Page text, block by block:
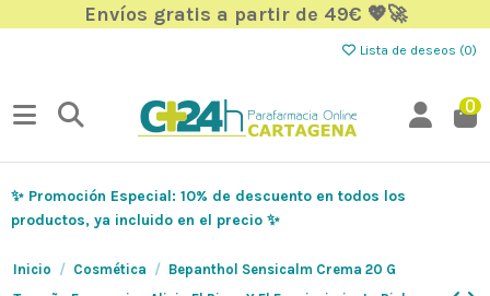
Envíos gratis a partir de 49€ 💖🚀
Lista de deseos (0)
0
✨ Promoción Especial: 10% de descuento en todos los
productos, ya incluido en el precio ✨
Inicio Cosmética
Bepanthol Sensicalm Crema 20 G